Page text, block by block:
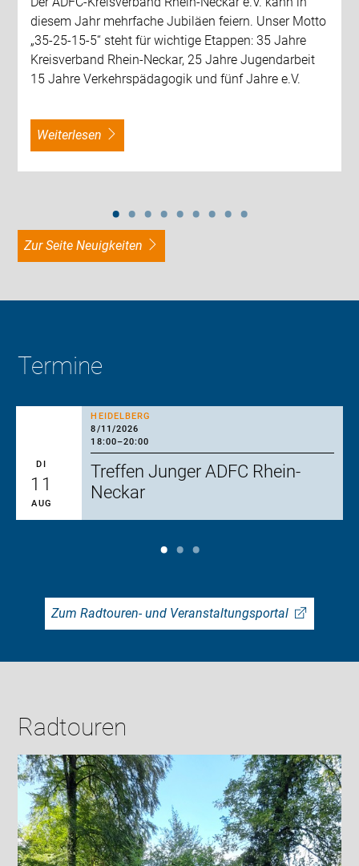
diesem Jahr mehrfache Jubiläen feiern. Unser Motto
„35-25-15-5“ steht für wichtige Etappen: 35 Jahre
Kreisverband Rhein-Neckar, 25 Jahre Jugendarbeit
15 Jahre Verkehrspädagogik und fünf Jahre e.V.
weiterlesen
zur Seite Neuigkeiten
Termine
HEIDELBERG
8/11/2026
18:00–20:00
DI
11
AUG
Treffen Junger ADFC Rhein-
Neckar
Zum Radtouren- und Veranstaltungsportal
Radtouren